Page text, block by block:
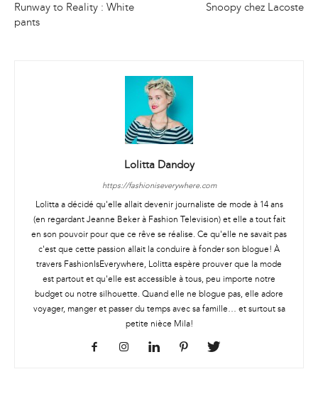
Runway to Reality : White
pants
Snoopy chez Lacoste
Lolitta Dandoy
https://fashioniseverywhere.com
Lolitta a décidé qu'elle allait devenir journaliste de mode à 14 ans
(en regardant Jeanne Beker à Fashion Television) et elle a tout fait
en son pouvoir pour que ce rêve se réalise. Ce qu'elle ne savait pas
c'est que cette passion allait la conduire à fonder son blogue! À
travers FashionIsEverywhere, Lolitta espère prouver que la mode
est partout et qu'elle est accessible à tous, peu importe notre
budget ou notre silhouette. Quand elle ne blogue pas, elle adore
voyager, manger et passer du temps avec sa famille… et surtout sa
petite nièce Mila!